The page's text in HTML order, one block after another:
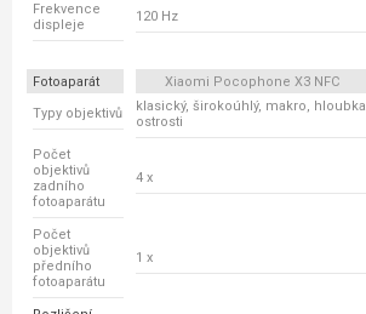
Frekvence
displeje
120 Hz
Fotoaparát Xiaomi Pocophone X3 NFC
Typy objektivů
klasický, širokoúhlý, makro, hloubka
ostrosti
Počet
objektivů
zadního
fotoaparátu
4 x
Počet
objektivů
předního
fotoaparátu
1 x